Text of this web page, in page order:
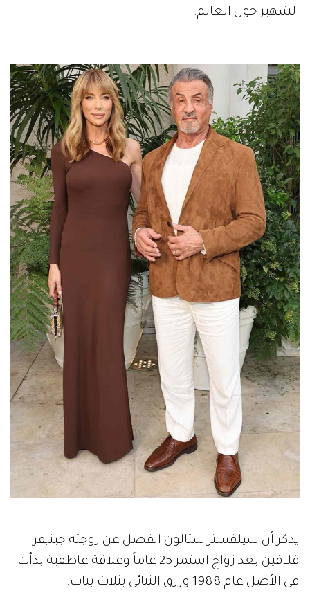
الشهير حول العالم.
يذكر أن سيلفستر ستالون انفصل عن زوجته جينيفر
فلافين بعد زواج استمر 25 عاماً وعلاقة عاطفية بدأت
في الأصل عام 1988 ورزق الثنائي بثلاث بنات.